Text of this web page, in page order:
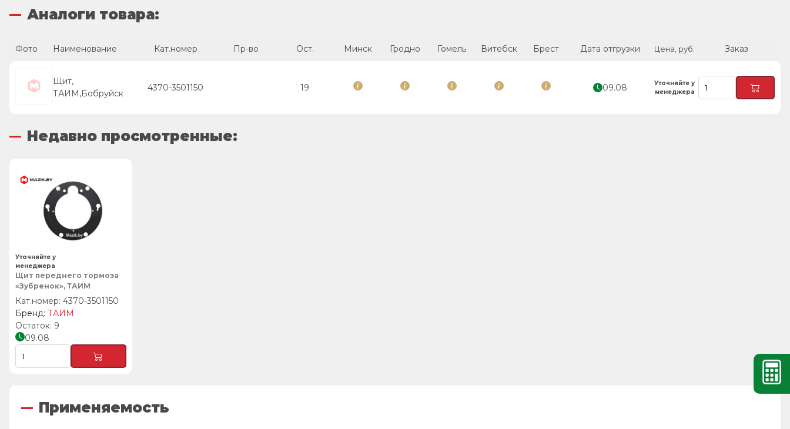
Аналоги товара:
Фото Наименование Кат.номер Пр-во Ост. Минск Гродно Гомель Витебск Брест Дата отгрузки Цена, руб. Заказ
Щит,
ТАИМ,Бобруйск
4370-3501150 19 09.08
Уточняйте у
менеджера
Недавно просмотренные:
Щит переднего тормоза
«Зубренок», ТАИМ
4370-3501150
ТАИМ
9
09.08
Уточняйте у
менеджера
Применяемость